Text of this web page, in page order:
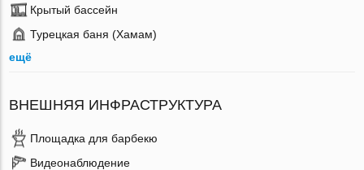
Крытый бассейн
Турецкая баня (Хамам)
ещё
ВНЕШНЯЯ ИНФРАСТРУКТУРА
Площадка для барбекю
Видеонаблюдение